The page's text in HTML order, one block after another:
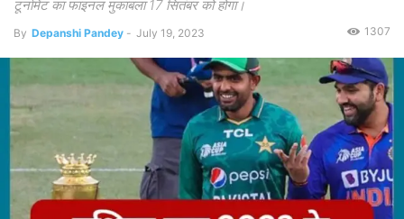
टूर्नामेंट का फाइनल मुकाबला 17 सितंबर को होगा।
By Depanshi Pandey - July 19, 2023 1307